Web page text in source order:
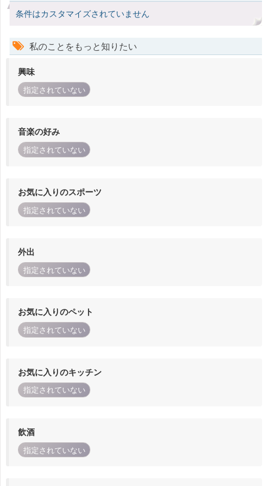
条件はカスタマイズされていません
私のことをもっと知りたい
興味
指定されていない
音楽の好み
指定されていない
お気に入りのスポーツ
指定されていない
外出
指定されていない
お気に入りのペット
指定されていない
お気に入りのキッチン
指定されていない
飲酒
指定されていない